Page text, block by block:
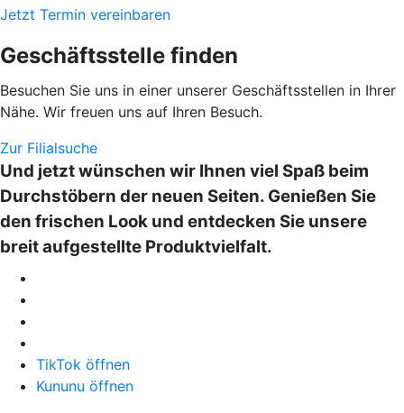
Jetzt Termin vereinbaren
Geschäftsstelle finden
Besuchen Sie uns in einer unserer Geschäftsstellen in Ihrer
Nähe. Wir freuen uns auf Ihren Besuch.
Zur Filialsuche
Und jetzt wünschen wir Ihnen viel Spaß beim
Durchstöbern der neuen Seiten. Genießen Sie
den frischen Look und entdecken Sie unsere
breit aufgestellte Produktvielfalt.
TikTok öffnen
Kununu öffnen